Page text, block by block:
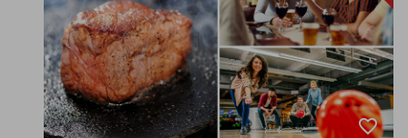
favorite_border